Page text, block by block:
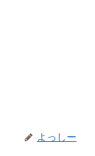
よっしー